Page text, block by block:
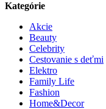
Kategórie
Akcie
Beauty
Celebrity
Cestovanie s deťmi
Elektro
Family Life
Fashion
Home&Decor